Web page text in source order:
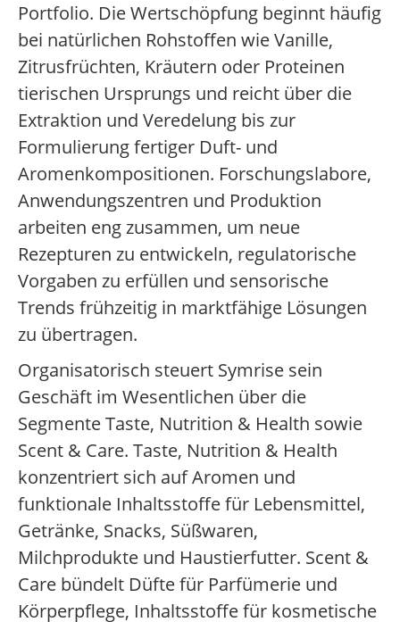
Portfolio. Die Wertschöpfung beginnt häufig
bei natürlichen Rohstoffen wie Vanille,
Zitrusfrüchten, Kräutern oder Proteinen
tierischen Ursprungs und reicht über die
Extraktion und Veredelung bis zur
Formulierung fertiger Duft- und
Aromenkompositionen. Forschungslabore,
Anwendungszentren und Produktion
arbeiten eng zusammen, um neue
Rezepturen zu entwickeln, regulatorische
Vorgaben zu erfüllen und sensorische
Trends frühzeitig in marktfähige Lösungen
zu übertragen.
Organisatorisch steuert Symrise sein
Geschäft im Wesentlichen über die
Segmente Taste, Nutrition & Health sowie
Scent & Care. Taste, Nutrition & Health
konzentriert sich auf Aromen und
funktionale Inhaltsstoffe für Lebensmittel,
Getränke, Snacks, Süßwaren,
Milchprodukte und Haustierfutter. Scent &
Care bündelt Düfte für Parfümerie und
Körperpflege, Inhaltsstoffe für kosmetische